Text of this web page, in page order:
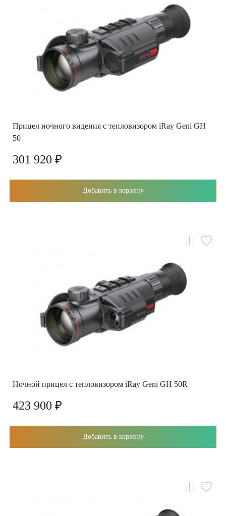
Прицел ночного видения с тепловизором iRay Geni GH
50
301 920 ₽
Добавить в корзину
Ночной прицел с тепловизором iRay Geni GH 50R
423 900 ₽
Добавить в корзину